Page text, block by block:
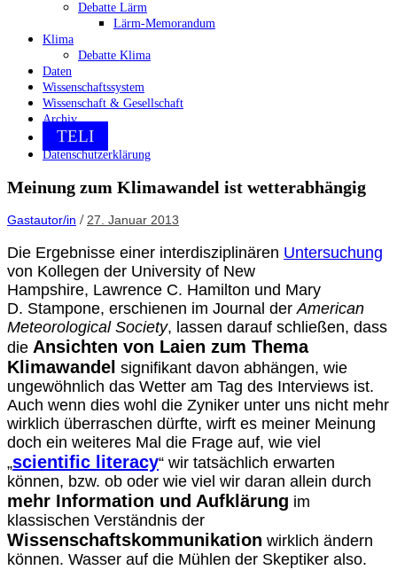
Debatte Lärm
Lärm-Memorandum
Klima
Debatte Klima
Daten
Wissenschaftssystem
Wissenschaft & Gesellschaft
Archiv
TELI
Datenschutzerklärung
Meinung zum Klimawandel ist wetterabhängig
Gastautor/in /27. Januar 2013
Die Ergebnisse einer interdisziplinären Untersuchung
von Kollegen der University of New
Hampshire, Lawrence C. Hamilton und Mary
D. Stampone, erschienen im Journal derAmerican
Meteorological Society, lassen darauf schließen, dass
die Ansichten von Laien zum Thema
Klimawandel signifikant davon abhängen, wie
ungewöhnlich das Wetter am Tag des Interviews ist.
Auch wenn dies wohl die Zyniker unter uns nicht mehr
wirklich überraschen dürfte, wirft es meiner Meinung
doch ein weiteres Mal die Frage auf, wie viel
„scientific literacy“ wir tatsächlich erwarten
können, bzw. ob oder wie viel wir daran allein durch
mehr Information und Aufklärung im
klassischen Verständnis der
Wissenschaftskommunikation wirklich ändern
können. Wasser auf die Mühlen der Skeptiker also.